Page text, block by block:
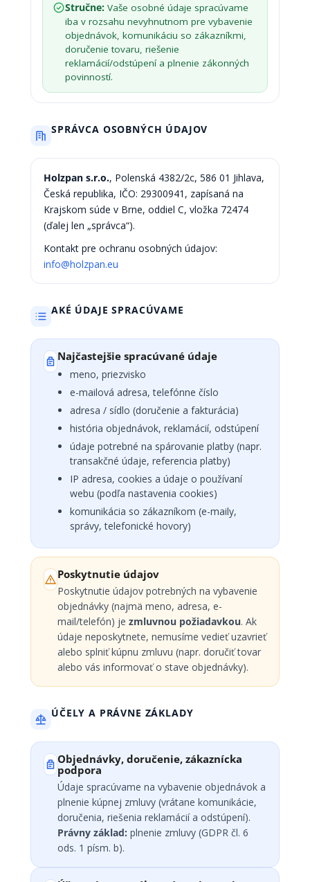
Stručne: Vaše osobné údaje spracúvame
iba v rozsahu nevyhnutnom pre vybavenie
objednávok, komunikáciu so zákazníkmi,
doručenie tovaru, riešenie
reklamácií/odstúpení a plnenie zákonných
povinností.
SPRÁVCA OSOBNÝCH ÚDAJOV
Holzpan s.r.o., Polenská 4382/2c, 586 01 Jihlava,
Česká republika, IČO: 29300941, zapísaná na
Krajskom súde v Brne, oddiel C, vložka 72474
(ďalej len „správca“).
Kontakt pre ochranu osobných údajov:
info@holzpan.eu
AKÉ ÚDAJE SPRACÚVAME
Najčastejšie spracúvané údaje
meno, priezvisko
e-mailová adresa, telefónne číslo
adresa / sídlo (doručenie a fakturácia)
história objednávok, reklamácií, odstúpení
údaje potrebné na spárovanie platby (napr.
transakčné údaje, referencia platby)
IP adresa, cookies a údaje o používaní
webu (podľa nastavenia cookies)
komunikácia so zákazníkom (e-maily,
správy, telefonické hovory)
Poskytnutie údajov
Poskytnutie údajov potrebných na vybavenie
objednávky (najmä meno, adresa, e-
mail/telefón) je zmluvnou požiadavkou. Ak
údaje neposkytnete, nemusíme vedieť uzavrieť
alebo splniť kúpnu zmluvu (napr. doručiť tovar
alebo vás informovať o stave objednávky).
ÚČELY A PRÁVNE ZÁKLADY
Objednávky, doručenie, zákaznícka
podpora
Údaje spracúvame na vybavenie objednávok a
plnenie kúpnej zmluvy (vrátane komunikácie,
doručenia, riešenia reklamácií a odstúpení).
Právny základ: plnenie zmluvy (GDPR čl. 6
ods. 1 písm. b).